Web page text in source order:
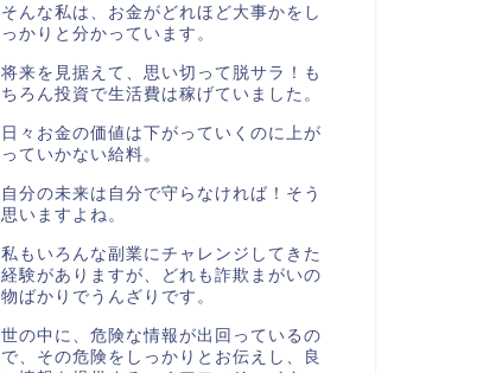
そんな私は、お金がどれほど大事かをし
っかりと分かっています。
将来を見据えて、思い切って脱サラ！も
ちろん投資で生活費は稼げていました。
日々お金の価値は下がっていくのに上が
っていかない給料。
自分の未来は自分で守らなければ！そう
思いますよね。
私もいろんな副業にチャレンジしてきた
経験がありますが、どれも詐欺まがいの
物ばかりでうんざりです。
世の中に、危険な情報が出回っているの
で、その危険をしっかりとお伝えし、良